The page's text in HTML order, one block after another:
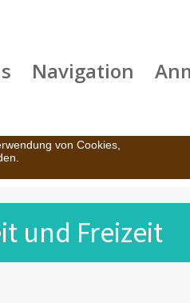
Navigation
von Cookies,
und Freizeit